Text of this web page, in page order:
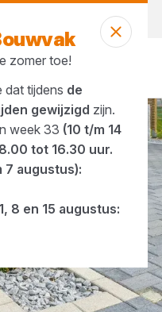
zomer toe!
dat tijdens de
gewijzigd zijn.
week 33 (10 t/m 14
tot 16.30 uur.
7 augustus):
8 en 15 augustus: